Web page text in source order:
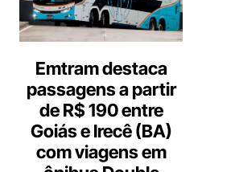
Emtram destaca
passagens a partir
de R$ 190 entre
Goiás e Irecê (BA)
com viagens em